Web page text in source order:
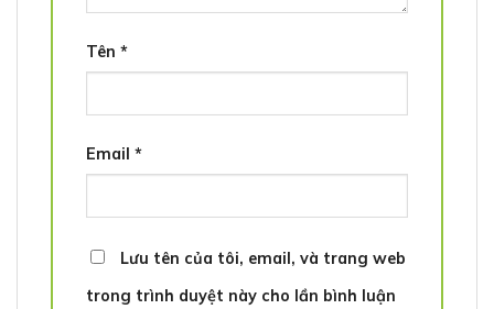
Tên *
Email *
Lưu tên của tôi, email, và trang web
trong trình duyệt này cho lần bình luận